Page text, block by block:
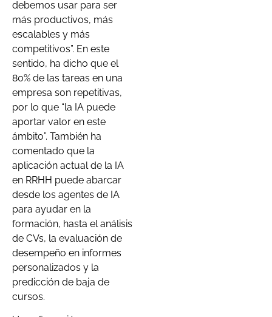
debemos usar para ser
más productivos, más
escalables y más
competitivos”. En este
sentido, ha dicho que el
80% de las tareas en una
empresa son repetitivas,
por lo que “la IA puede
aportar valor en este
ámbito”. También ha
comentado que la
aplicación actual de la IA
en RRHH puede abarcar
desde los agentes de IA
para ayudar en la
formación, hasta el análisis
de CVs, la evaluación de
desempeño en informes
personalizados y la
predicción de baja de
cursos.